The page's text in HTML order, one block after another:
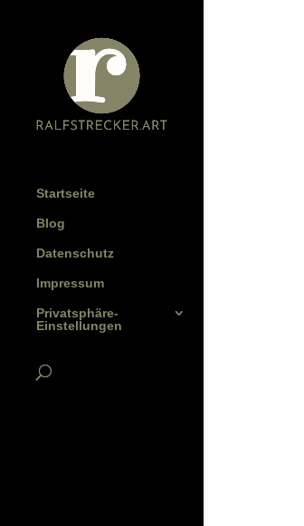
Startseite
Blog
Datenschutz
Impressum
Privatsphäre-
Einstellungen